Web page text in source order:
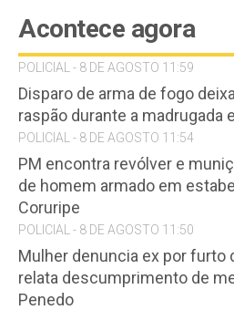
Acontece agora
POLICIAL - 8 DE AGOSTO 11:59
Disparo de arma de fogo
raspão durante a madrugada
POLICIAL - 8 DE AGOSTO 11:54
PM encontra revólver e
de homem armado em
Coruripe
POLICIAL - 8 DE AGOSTO 11:50
Mulher denuncia ex por furto
relata descumprimento de
Penedo